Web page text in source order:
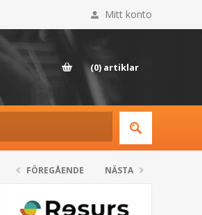
Mitt konto
(0) artiklar
FÖREGÅENDE NÄSTA